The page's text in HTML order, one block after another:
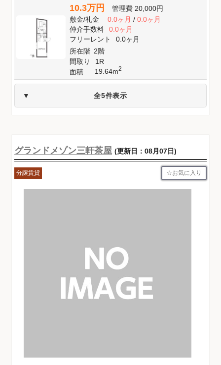
10.3万円 管理費 20,000円
敷金/礼金 0.0ヶ月/ 0.0ヶ月
仲介手数料
0.0ヶ月
フリーレント
0.0ヶ月
所在階 2階
間取り
1R
面積
19.64m2
全5件表示
グランドメゾン三軒茶屋 (更新日：08月07日)
分譲賃貸 お気に入り